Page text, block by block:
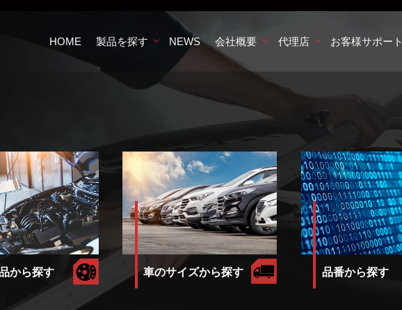
HOME 製品を探す NEWS 会社概要 代理店 お客様サポート
から探す 車のサイズから探す 品番から探す